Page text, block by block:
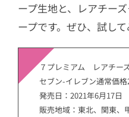
ープ生地と、レアチー
ープです。ぜひ、試し
７プレミアム レアチー
セブン-イレブン通常価格
発売日：2021年6月17日
販売地域：東北、関東、